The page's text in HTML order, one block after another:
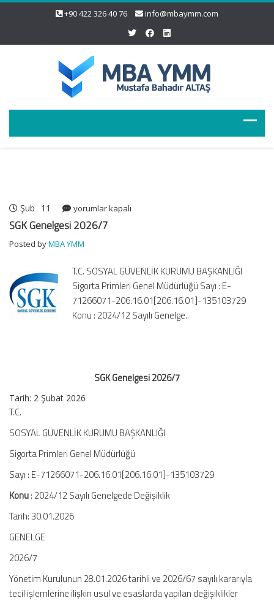
+90 422 326 40 76 info@mbaymm.com
Şub 11
SGK
Genelgesi
için
yorumlar kapalı
SGK Genelgesi 2026/7
Posted byMBA YMM
T.C. SOSYAL GÜVENLİK KURUMU BAŞKANLIĞI
Sigorta Primleri Genel Müdürlüğü Sayı : E-
71266071-206.16.01[206.16.01]-135103729
Konu : 2024/12 Sayılı Genelge..
SGK Genelgesi 2026/7
Tarih: 2 Şubat 2026
T.C.
SOSYAL GÜVENLİK KURUMU BAŞKANLIĞI
Sigorta Primleri Genel Müdürlüğü
Sayı : E-71266071-206.16.01[206.16.01]-135103729
Konu: 2024/12 Sayılı Genelgede Değişiklik
Tarih: 30.01.2026
GENELGE
2026/7
Yönetim Kurulunun 28.01.2026 tarihli ve 2026/67 sayılı kararıyla
tecil işlemlerine ilişkin usul ve esaslarda yapılan değişiklikler